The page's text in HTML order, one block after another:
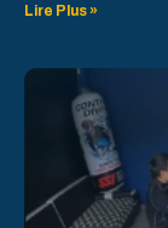
Lire Plus »